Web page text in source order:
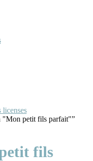
licenses
"Mon petit fils parfait"”
fils